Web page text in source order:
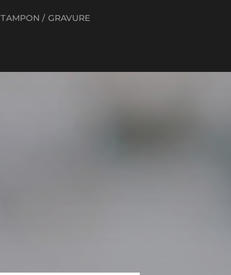
TAMPON / GRAVURE